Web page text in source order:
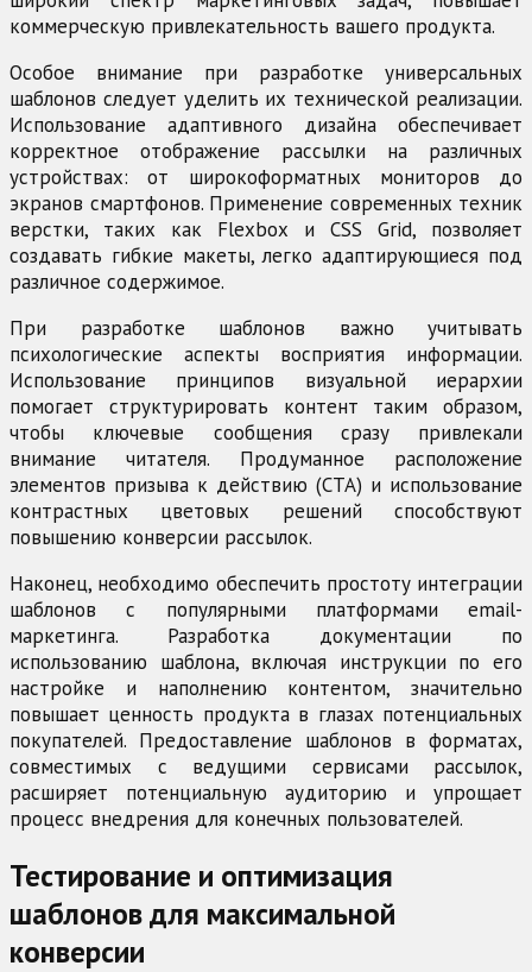
коммерческую привлекательность вашего продукта.
Особое внимание при разработке универсальных
шаблонов следует уделить их технической реализации.
Использование адаптивного дизайна обеспечивает
корректное отображение рассылки на различных
устройствах: от широкоформатных мониторов до
экранов смартфонов. Применение современных техник
верстки, таких как Flexbox и CSS Grid, позволяет
создавать гибкие макеты, легко адаптирующиеся под
различное содержимое.
При разработке шаблонов важно учитывать
психологические аспекты восприятия информации.
Использование принципов визуальной иерархии
помогает структурировать контент таким образом,
чтобы ключевые сообщения сразу привлекали
внимание читателя. Продуманное расположение
элементов призыва к действию (CTA) и использование
контрастных цветовых решений способствуют
повышению конверсии рассылок.
Наконец, необходимо обеспечить простоту интеграции
шаблонов с популярными платформами email-
маркетинга. Разработка документации по
использованию шаблона, включая инструкции по его
настройке и наполнению контентом, значительно
повышает ценность продукта в глазах потенциальных
покупателей. Предоставление шаблонов в форматах,
совместимых с ведущими сервисами рассылок,
расширяет потенциальную аудиторию и упрощает
процесс внедрения для конечных пользователей.
Тестирование и оптимизация
шаблонов для максимальной
конверсии